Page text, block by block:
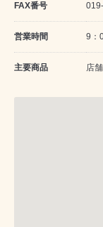
FAX番号
営業時間 9：
主要商品 店